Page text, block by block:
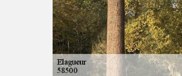
Clamecy
Elagueur professionnel à
donner une meilleure